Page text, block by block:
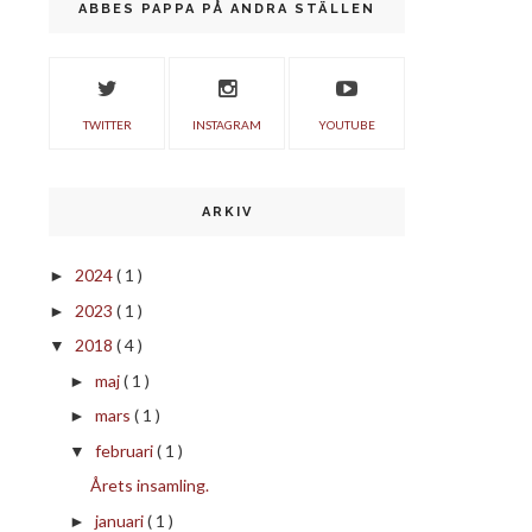
ABBES PAPPA PÅ ANDRA STÄLLEN
TWITTER INSTAGRAM YOUTUBE
ARKIV
► 2024( 1 )
► 2023 ( 1 )
▼ 2018 ( 4 )
► maj( 1 )
► mars ( 1 )
▼ februari( 1 )
Årets insamling.
► januari( 1 )